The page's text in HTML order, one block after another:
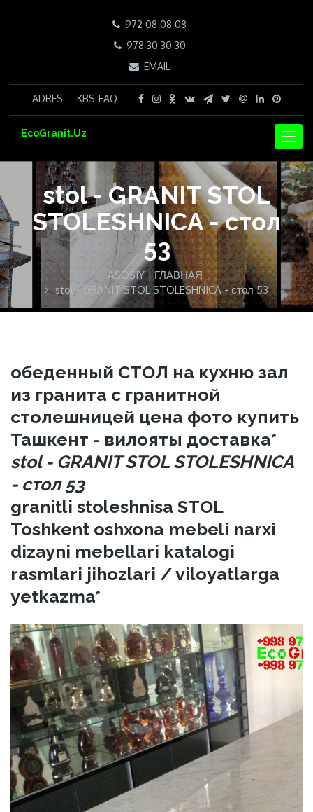
972 08 08 08
978 30 30 30
EMAIL
ADRES KBS-FAQ
EcoGranit.Uz
stol - GRANIT STOL
STOLESHNICA - стол
53
ASOSIY | ГЛАВНАЯ
stol - GRANIT STOL STOLESHNICA - стол 53
обеденный СТОЛ на кухню зал
из гранита с гранитной
столешницей цена фото купить
Ташкент - вилояты доставка*
stol - GRANIT STOL STOLESHNICA
- стол 53
granitli stoleshnisa STOL
Toshkent oshxona mebeli narxi
dizayni mebellari katalogi
rasmlari jihozlari / viloyatlarga
yetkazma*